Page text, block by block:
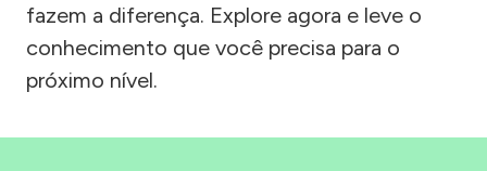
fazem a diferença. Explore agora e leve o
conhecimento que você precisa para o
próximo nível.